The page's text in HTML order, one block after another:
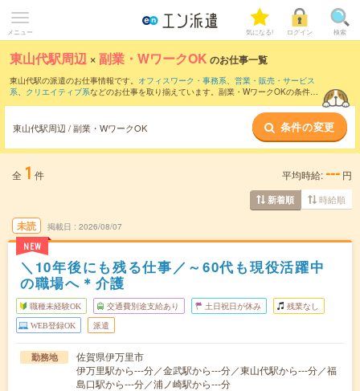
メニュー 気になる! ログイン 検索
東山代駅周辺 ×副業・WワークOK のお仕事一覧
東山代駅の派遣のお仕事情報です。 オフィスワーク・事務系、 営業・販売・サービス
系、 クリエイティブ系などのお仕事を取り揃えています。副業・WワークOKの条件の
東山代駅周辺 / 副業・WワークOK 条件の変更
全 1 件 平均時給: --- 円
新着順 時給順
未読
NEW
掲載日 2026/08/07
＼10年後にも残る仕事／～60代も現役活躍中
の職場へ＊介護
職種未経験OK 交通費別途支給あり 土日祝日が休み 残業なし
WEB登録OK 派遣
勤務地
佐賀県伊万里市
伊万里駅から---分／金武駅から---分／東山代駅から---分／福
島口駅から---分／浦ノ崎駅から---分